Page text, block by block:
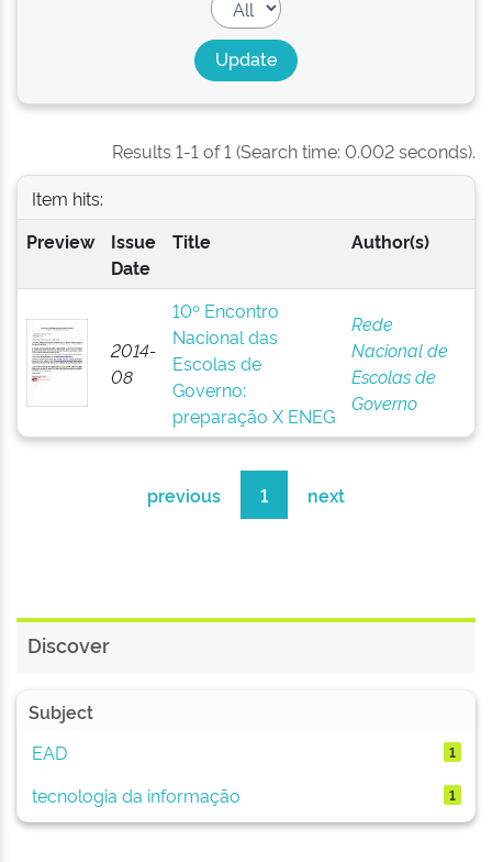
Results 1-1 of 1 (Search time: 0.002 seconds).
Item hits:
Preview
Issue
Date
Title Author(s)
2014-
08
10º Encontro
Nacional das
Escolas de
Governo:
preparação X ENEG
Rede
Nacional de
Escolas de
Governo
previous 1 next
Discover
Subject
EAD
1
tecnologia da informação 1